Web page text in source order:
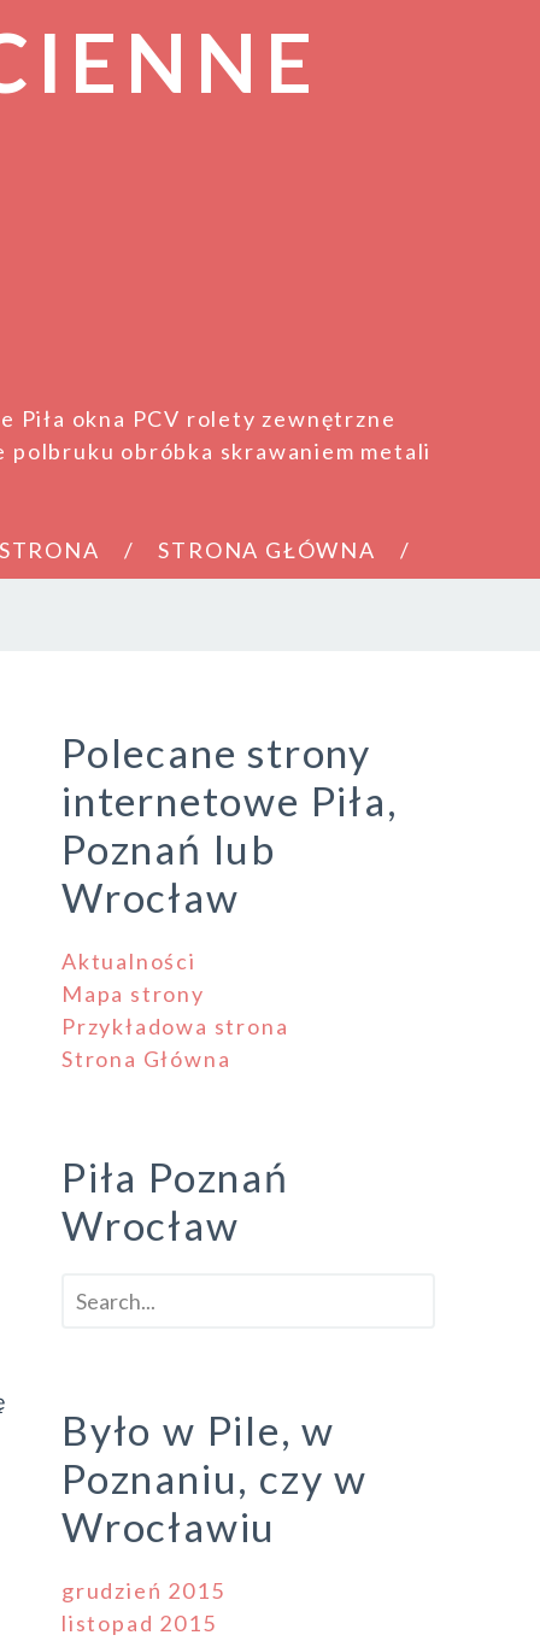
Piła okna PCV rolety zewnętrzne
polbruku obróbka skrawaniem metali
STRONA GŁÓWNA
Polecane strony
internetowe Piła,
Poznań lub
Wrocław
Aktualności
Mapa strony
Przykładowa strona
Strona Główna
Piła Poznań
Wrocław
Było w Pile, w
Poznaniu, czy w
Wrocławiu
grudzień 2015
listopad 2015